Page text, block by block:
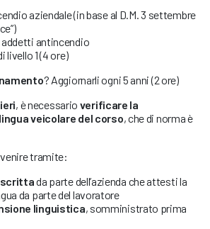
aziendale (in base al D.M. 3 settembre
addetti antincendio
livello 1 (4 ore)
? Aggiornarli ogni 5 anni (2 ore)
, è necessario verificare la
veicolare del corso, che di norma è
tramite:
scrittada parte dell’azienda che attesti la
da parte del lavoratore
linguistica, somministrato prima